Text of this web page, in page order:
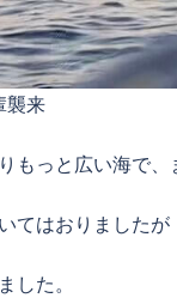
襲来
もっと広い海で、
てはおりましたが
した。